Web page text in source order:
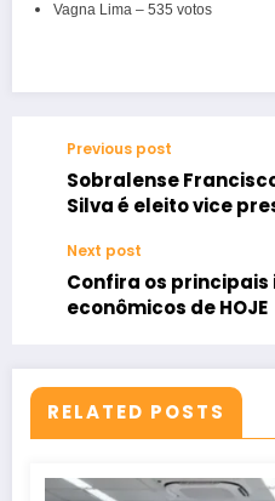
Vagna Lima – 535 votos
Previous post
Sobralense
Silva é eleito vice
Next post
Confira os
econômicos de HOJE
RELATED POSTS